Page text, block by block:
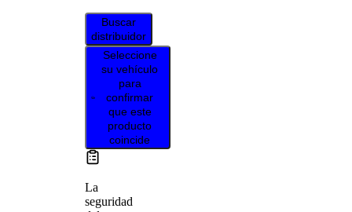
Buscar
distribuidor
Seleccione
su vehículo
para
confirmar
que este
producto
coincide
La
seguridad